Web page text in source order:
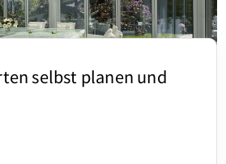
selbst planen und